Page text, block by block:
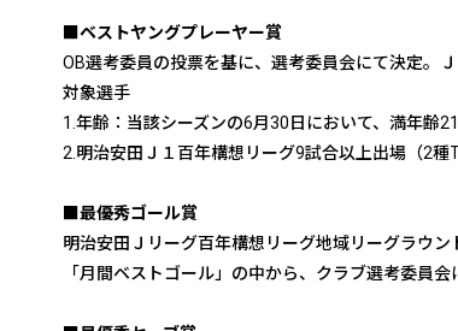
■ベストヤングプレーヤー賞
OB選考委員の投票を基に、選考委員会にて決定。
対象選手
1.年齢：当該シーズンの6月30日において、満年齢
2.明治安田Ｊ１百年構想リーグ9試合以上出場（2種
■最優秀ゴール賞
明治安田Ｊリーグ百年構想リーグ地域リーグラウ
「月間ベストゴール」の中から、クラブ選考委員